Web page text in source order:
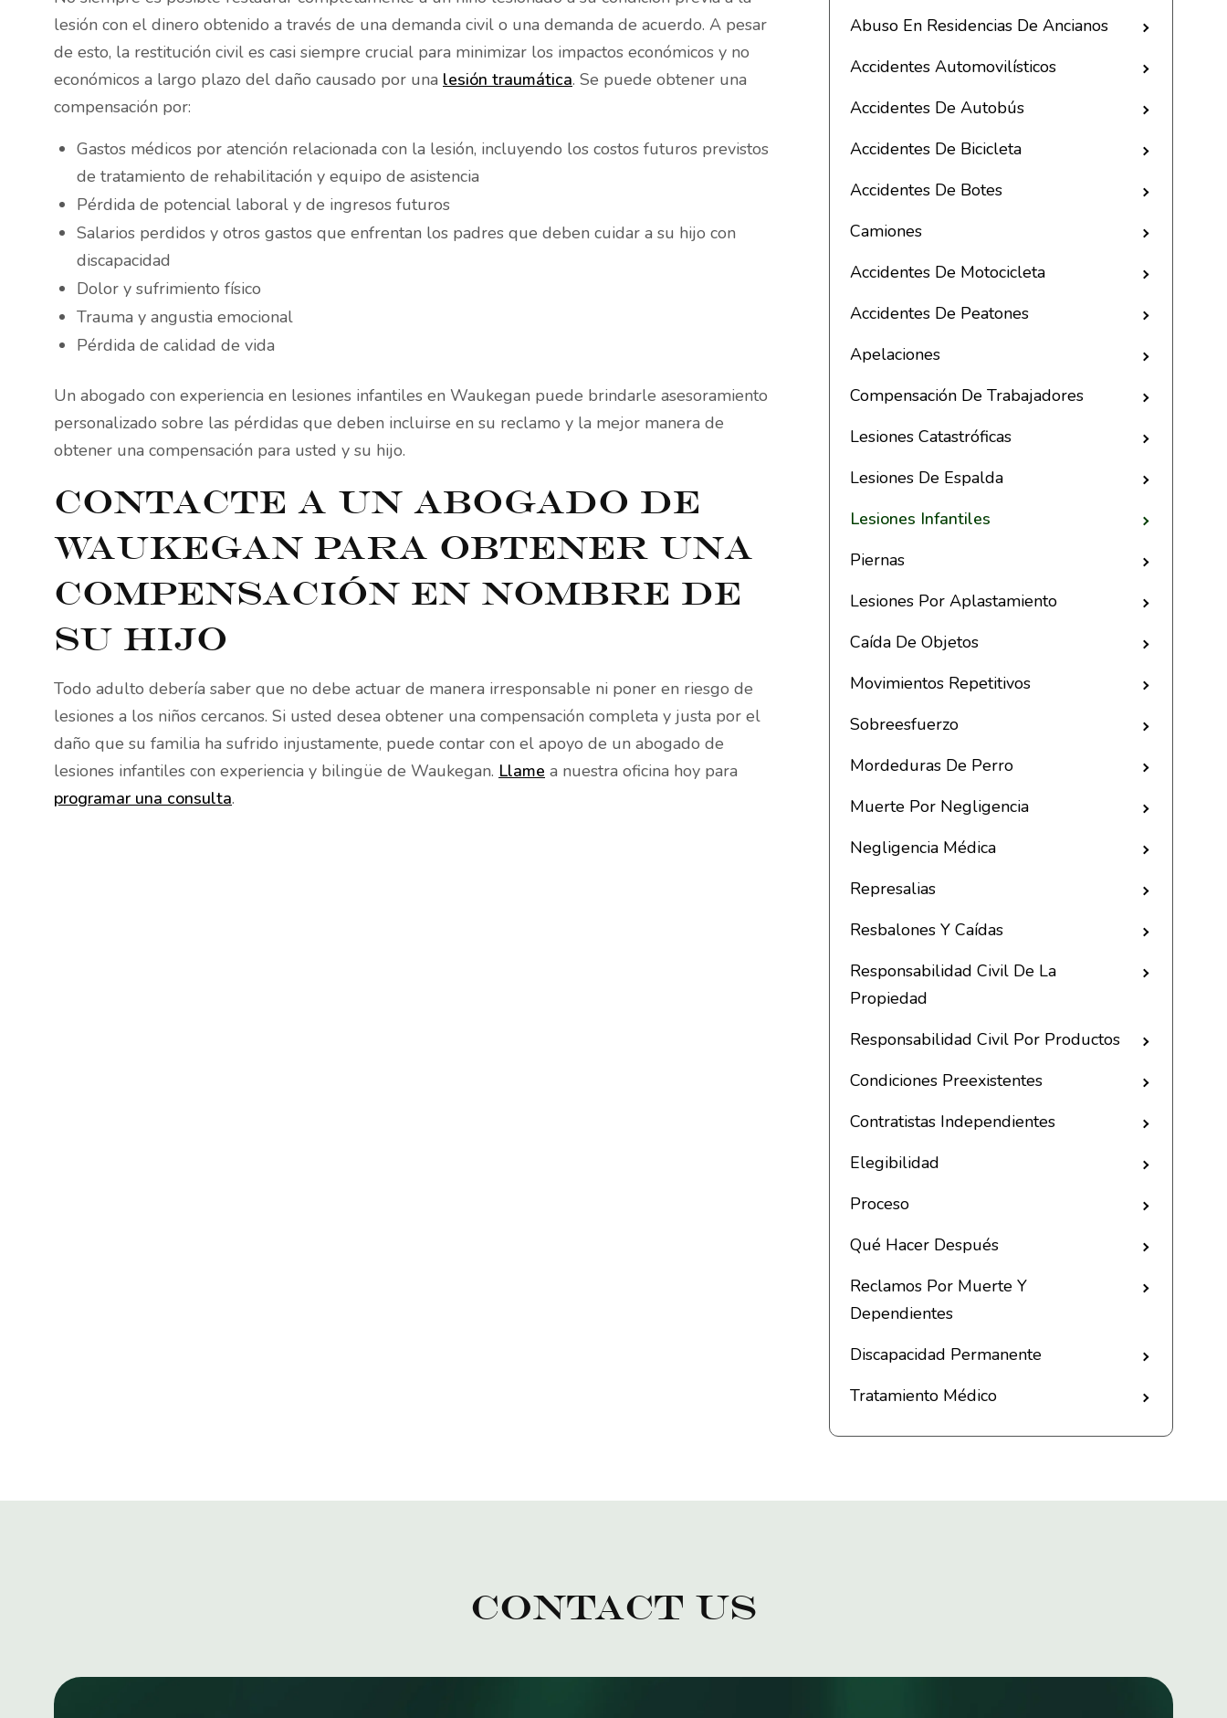
lesión con el dinero obtenido a través de una demanda civil o una demanda de acuerdo. A pesar
de esto, la restitución civil es casi siempre crucial para minimizar los impactos económicos y no
económicos a largo plazo del daño causado por una lesión traumática. Se puede obtener una
compensación por:
Gastos médicos por atención relacionada con la lesión, incluyendo los costos futuros previstos
de tratamiento de rehabilitación y equipo de asistencia
Pérdida de potencial laboral y de ingresos futuros
Salarios perdidos y otros gastos que enfrentan los padres que deben cuidar a su hijo con
discapacidad
Dolor y sufrimiento físico
Trauma y angustia emocional
Pérdida de calidad de vida
Un abogado con experiencia en lesiones infantiles en Waukegan puede brindarle asesoramiento
personalizado sobre las pérdidas que deben incluirse en su reclamo y la mejor manera de
obtener una compensación para usted y su hijo.
Contacte a un abogado de
Waukegan para obtener una
compensación en nombre de
su hijo
Todo adulto debería saber que no debe actuar de manera irresponsable ni poner en riesgo de
lesiones a los niños cercanos. Si usted desea obtener una compensación completa y justa por el
daño que su familia ha sufrido injustamente, puede contar con el apoyo de un abogado de
lesiones infantiles con experiencia y bilingüe de Waukegan. Llame a nuestra oficina hoy para
programar una consulta.
Abuso En Residencias De Ancianos
Accidentes Automovilísticos
Accidentes De Autobús
Accidentes De Bicicleta
Accidentes De Botes
Camiones
Accidentes De Motocicleta
Accidentes De Peatones
Apelaciones
Compensación De Trabajadores
Lesiones Catastróficas
Lesiones De Espalda
Lesiones Infantiles
Piernas
Lesiones Por Aplastamiento
Caída De Objetos
Movimientos Repetitivos
Sobreesfuerzo
Mordeduras De Perro
Muerte Por Negligencia
Negligencia Médica
Represalias
Resbalones Y Caídas
Responsabilidad Civil De La
Propiedad
Responsabilidad Civil Por Productos
Condiciones Preexistentes
Contratistas Independientes
Elegibilidad
Proceso
Qué Hacer Después
Reclamos Por Muerte Y
Dependientes
Discapacidad Permanente
Tratamiento Médico
Contact Us